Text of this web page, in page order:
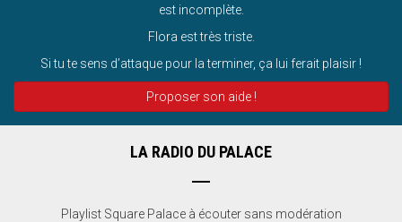
est incomplète.
Flora est très triste.
Si tu te sens d’attaque pour la terminer, ça lui ferait plaisir !
Proposer son aide !
LA RADIO DU PALACE
Playlist Square Palace à écouter sans modération